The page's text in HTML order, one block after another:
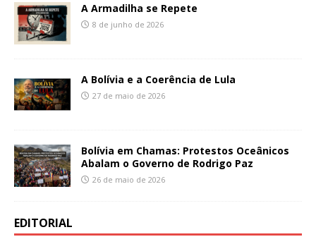
A Armadilha se Repete
8 de junho de 2026
A Bolívia e a Coerência de Lula
27 de maio de 2026
Bolívia em Chamas: Protestos Oceânicos
Abalam o Governo de Rodrigo Paz
26 de maio de 2026
EDITORIAL